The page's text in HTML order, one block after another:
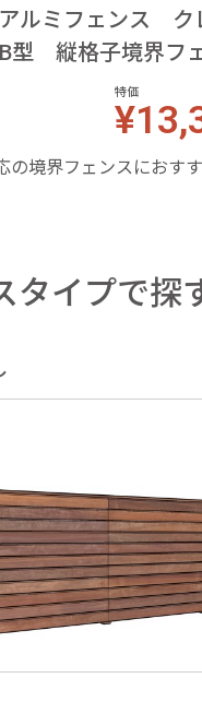
ルミフェンス ク
型 縦格子境界フ
特価
の境界フェンスにおす
タイプで探